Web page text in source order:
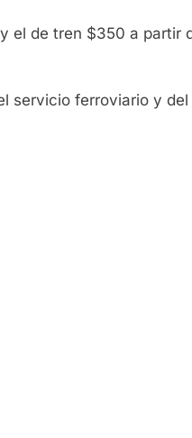
el de tren $350 a partir
servicio ferroviario y